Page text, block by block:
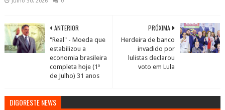
PRÓXIMA
Herdeira de banco
invadido por
lulistas declarou
voto em Lula
ANTERIOR
"Real" - Moeda que
estabilizou a
economia brasileira
completa hoje (1º
de Julho) 31 anos
DIGORESTE NEWS